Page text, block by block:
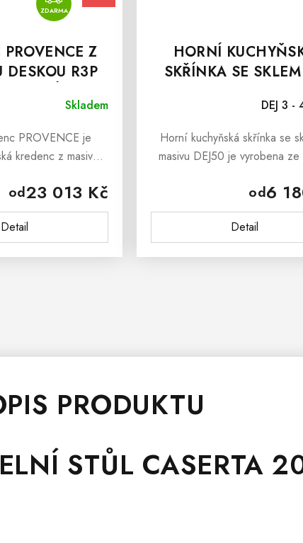
ZDARMA
PROVENCE Z
DESKOU R3P
Skladem
od23 013 Kč
Detail
PROVENCE je
kredenc z masivu,
venkova. Masivní
je vyrobena z
HORNÍ
SKŘÍNKA SE
DEJ 3 -
od6
Detail
Horní kuchyňská skřínka se
masivu DEJ50 je vyrobena
3D se sklem DEJ50 je
ošetřena ekologickým
lakem, který zabraňuje...
PRODUKTU
STŮL CASERTA